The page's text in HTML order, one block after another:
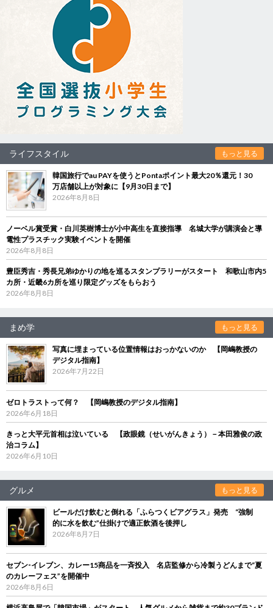
ライフスタイル もっと見る
韓国旅行でau PAYを使うとPontaポイント最大20％還元！30
万店舗以上が対象に【9月30日まで】
2026年8月8日
ノーベル賞受賞・白川英樹博士が小中高生を直接指導 名城大学が講演会と導
電性プラスチック実験イベントを開催
2026年8月8日
豊臣秀吉・秀長兄弟ゆかりの地を巡るスタンプラリーがスタート 和歌山市内5
カ所・近畿6カ所を巡り限定グッズをもらおう
2026年8月8日
まめ学 もっと見る
写真に埋まっている位置情報はおっかないのか 【岡嶋教授の
デジタル指南】
2026年7月22日
ゼロトラストって何？ 【岡嶋教授のデジタル指南】
2026年6月18日
きっと大平元首相は泣いている 【政眼鏡（せいがんきょう）－本田雅俊の政
治コラム】
2026年6月10日
グルメ もっと見る
ビールだけ飲むと倒れる「ふらつくビアグラス」発売 “強制
的に水を飲む”仕掛けで適正飲酒を後押し
2026年8月7日
セブン‐イレブン、カレー15商品を一斉投入 名店監修から冷製うどんまで“夏
のカレーフェス”を開催中
2026年8月6日